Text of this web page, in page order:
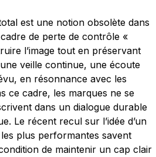
est une notion obsolète dans
de perte de contrôle «
l’image tout en préservant
veille continue, une écoute
en résonnance avec les
ce cadre, les marques ne se
dans un dialogue durable
Le récent recul sur l’idée d’un
plus performantes savent
de maintenir un cap clair